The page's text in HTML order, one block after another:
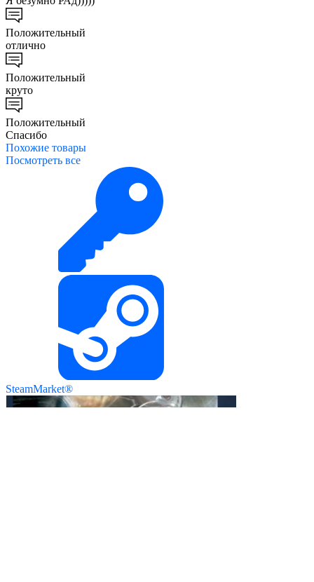
Положительный
отлично
Положительный
круто
Положительный
Спасибо
Похожие товары
Посмотреть все
SteamMarket®